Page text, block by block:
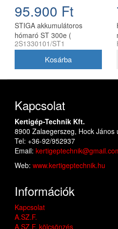
95.900 Ft
STIGA akkumulátoros
hómaró ST 300e (
akkumulátor és töltő nélkül )
2S1330101/ST1
Kapcsolat
Kertigép-Technik Kft.
8900 Zalaegerszeg, Hock János
Tel: +36-92/952937
Email:
Web: www.kertigeptechnik.hu
Információk
Kapcsolat
A.SZ.F.
A.SZ.F. kölcsönzés